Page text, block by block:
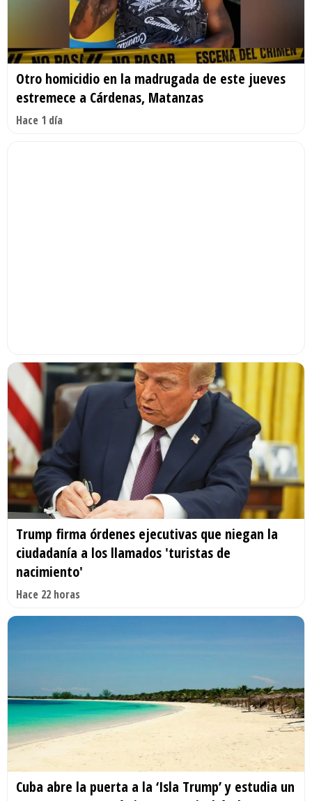
Otro homicidio en la madrugada de este jueves
estremece a Cárdenas, Matanzas
Hace 1 día
Trump firma órdenes ejecutivas que niegan la
ciudadanía a los llamados 'turistas de
nacimiento'
Hace 22 horas
Cuba abre la puerta a la ‘Isla Trump’ y estudia un